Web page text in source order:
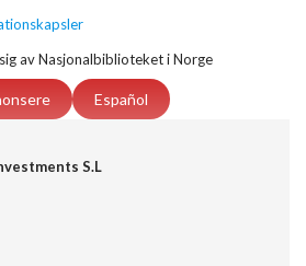
av Nasjonalbiblioteket i Norge
Español
S.L